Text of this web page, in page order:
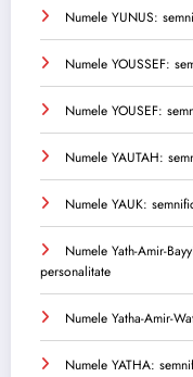
Numele YUNUS:
Numele YOUSSEF:
Numele YOUSEF:
Numele YAUTAH:
Numele YAUK:
Numele Yath-Amir-
personalitate
Numele Yatha-Amir-
Numele YATHA: